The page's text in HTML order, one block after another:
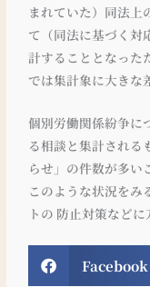
まれていた）同法上
て（同法に基づく対
計することとなった
では集計象に大きな
個別労働関係紛争に
る相談と集計される
らせ」の件数が多い
このような状況をみ
トの 防止対策など
Facebook